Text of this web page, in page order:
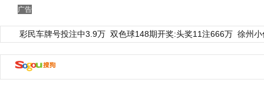
广告
彩民车牌号投注中3.9万 双色球148期开奖:头奖11注666万 徐州